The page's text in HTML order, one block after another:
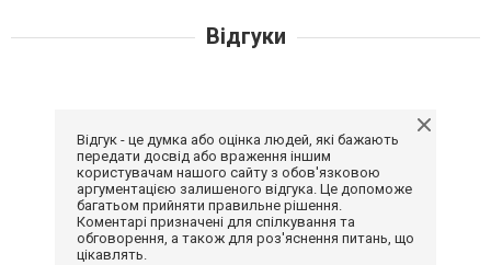
Відгуки
Відгук - це думка або оцінка людей, які бажають
передати досвід або враження іншим
користувачам нашого сайту з обов'язковою
аргументацією залишеного відгука. Це допоможе
багатьом прийняти правильне рішення.
Коментарі призначені для спілкування та
обговорення, а також для роз'яснення питань, що
цікавлять.